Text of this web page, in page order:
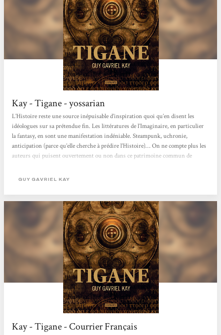
Kay - Tigane - yossarian
L’Histoire reste une source inépuisable d’inspiration quoi qu’en disent les
idéologues sur sa prétendue fin. Les littératures de l’Imaginaire, en particulier
la fantasy, en sont une manifestation indéniable. Steampunk, uchronie,
anticipation (parce qu’elle cherche à prédire l’Histoire)… On ne compte plus les
auteurs qui puisent ouvertement ou non dans ce patrimoine commun de
avec Tigane un roman qui lorgne très clairement vers la péninsule italienne,
GUY GAVRIEL KAY
Kay - Tigane - Courrier Français